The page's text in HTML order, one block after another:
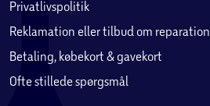
Privatlivspolitik
Reklamation eller tilbud om reparation
Betaling, købekort & gavekort
Ofte stillede spørgsmål